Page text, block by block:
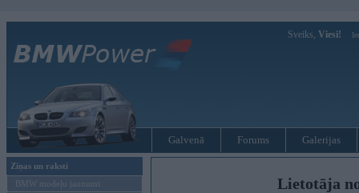
Sveiks, Viesi!
Galvenā Forums Galerijas
Ziņas un raksti
BMW modeļu jaunumi
Lietotāja